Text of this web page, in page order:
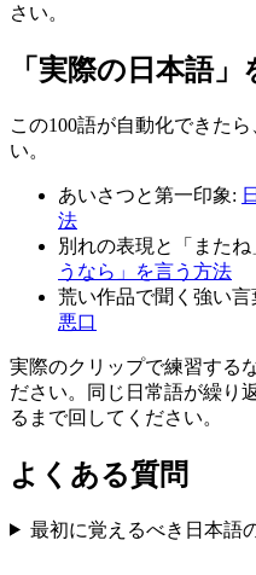
さい。
「実際の日本語
この100語が自動化できた
い。
あいさつと第一印象:
法
別れの表現と「また
うなら」を言う方法
荒い作品で聞く強い
悪口
実際のクリップで練習するな
ださい。同じ日常語が繰り
るまで回してください。
よくある質問
最初に覚えるべき日本語